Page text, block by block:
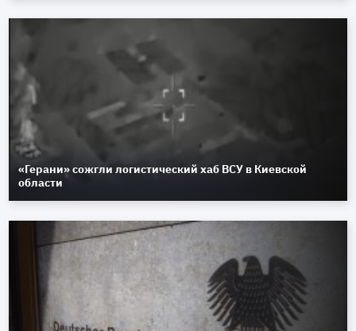
«Герани» сожгли логистический хаб ВСУ в Киевской
области